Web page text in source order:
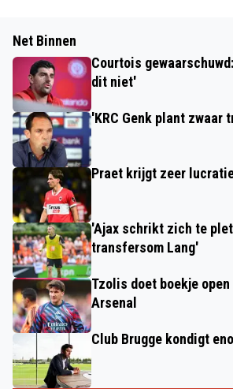
Net Binnen
Courtois
dit niet'
'KRC Genk plant
Praet krijgt zeer
'Ajax schrikt zich te
transfersom Lang'
Tzolis doet boekje
Arsenal
Club Brugge kondigt